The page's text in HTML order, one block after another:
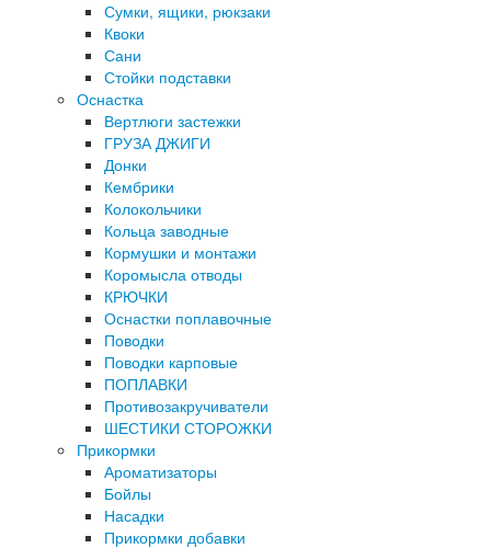
Сумки, ящики, рюкзаки
Квоки
Сани
Стойки подставки
Оснастка
Вертлюги застежки
ГРУЗА ДЖИГИ
Донки
Кембрики
Колокольчики
Кольца заводные
Кормушки и монтажи
Коромысла отводы
КРЮЧКИ
Оснастки поплавочные
Поводки
Поводки карповые
ПОПЛАВКИ
Противозакручиватели
ШЕСТИКИ СТОРОЖКИ
Прикормки
Ароматизаторы
Бойлы
Насадки
Прикормки добавки